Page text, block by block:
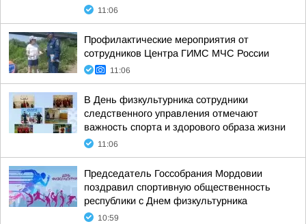
11:06
Профилактические мероприятия от
сотрудников Центра ГИМС МЧС России
11:06
В День физкультурника сотрудники
следственного управления отмечают
важность спорта и здорового образа жизни
11:06
Председатель Госсобрания Мордовии
поздравил спортивную общественность
республики с Днем физкультурника
10:59